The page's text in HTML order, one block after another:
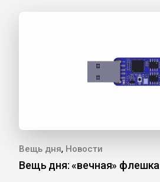
Вещь дня, Новости
Вещь дня: «вечная» флешка